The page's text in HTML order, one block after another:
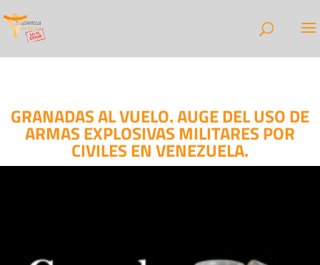
GRANADAS AL VUELO. AUGE DEL USO DE
ARMAS EXPLOSIVAS MILITARES POR
CIVILES EN VENEZUELA.